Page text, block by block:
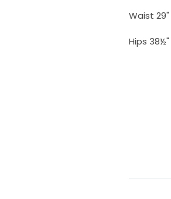
Waist 29"
Hips 38½"